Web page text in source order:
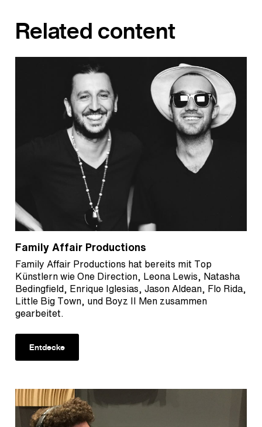
Related content
Family Affair Productions
Family Affair Productions hat bereits mit Top
Künstlern wie One Direction, Leona Lewis, Natasha
Bedingfield, Enrique Iglesias, Jason Aldean, Flo Rida,
Little Big Town, und Boyz II Men zusammen
gearbeitet.
Entdecke